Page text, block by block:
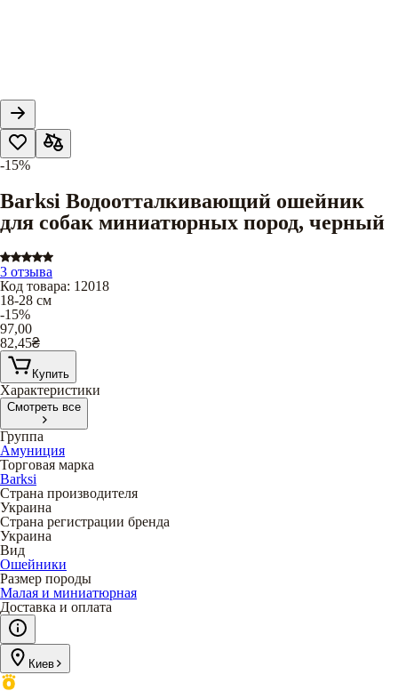
-15%
Barksi Водоотталкивающий ошейник
для собак миниатюрных пород, черный
3 отзыва
Код товара: 12018
18-28 см
-15%
97,00
82,45₴
Купить
Характеристики
Смотреть все
Группа
Амуниция
Торговая марка
Barksi
Страна производителя
Украина
Страна регистрации бренда
Украина
Вид
Ошейники
Размер породы
Малая и миниатюрная
Доставка и оплата
Киев